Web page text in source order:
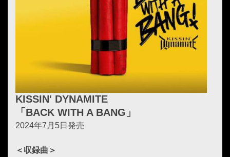
KISSIN' DYNAMITE
「BACK WITH A BANG」
2024年7月5日発売
＜収録曲＞